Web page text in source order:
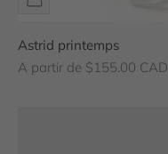
Astrid printemps
Prix de vente
A partir de $155.00 CAD